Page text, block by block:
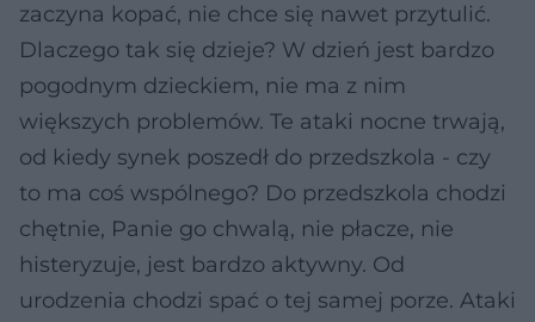
zaczyna kopać, nie chce się nawet przytulić.
Dlaczego tak się dzieje? W dzień jest bardzo
pogodnym dzieckiem, nie ma z nim
większych problemów. Te ataki nocne trwają,
od kiedy synek poszedł do przedszkola - czy
to ma coś wspólnego? Do przedszkola chodzi
chętnie, Panie go chwalą, nie płacze, nie
histeryzuje, jest bardzo aktywny. Od
urodzenia chodzi spać o tej samej porze. Ataki